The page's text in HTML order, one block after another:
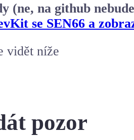
(ne, na github
se SEN66 a
vidět níže
pozor